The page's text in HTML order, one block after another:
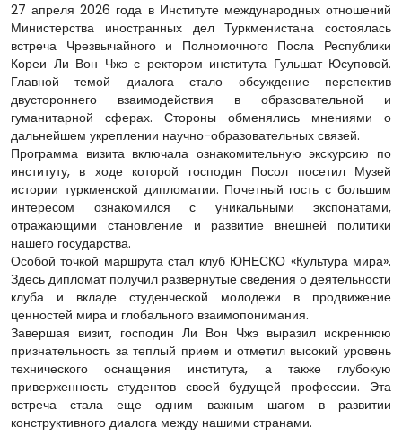
27 апреля 2026 года в Институте международных отношений
Министерства иностранных дел Туркменистана состоялась
встреча Чрезвычайного и Полномочного Посла Республики
Кореи Ли Вон Чжэ с ректором института Гульшат Юсуповой.
Главной темой диалога стало обсуждение перспектив
двустороннего взаимодействия в образовательной и
гуманитарной сферах. Стороны обменялись мнениями о
дальнейшем укреплении научно-образовательных связей.
Программа визита включала ознакомительную экскурсию по
институту, в ходе которой господин Посол посетил Музей
истории туркменской дипломатии. Почетный гость с большим
интересом ознакомился с уникальными экспонатами,
отражающими становление и развитие внешней политики
нашего государства.
Особой точкой маршрута стал клуб ЮНЕСКО «Культура мира».
Здесь дипломат получил развернутые сведения о деятельности
клуба и вкладе студенческой молодежи в продвижение
ценностей мира и глобального взаимопонимания.
Завершая визит, господин Ли Вон Чжэ выразил искреннюю
признательность за теплый прием и отметил высокий уровень
технического оснащения института, а также глубокую
приверженность студентов своей будущей профессии. Эта
встреча стала еще одним важным шагом в развитии
конструктивного диалога между нашими странами.